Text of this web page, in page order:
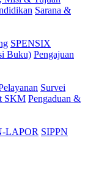
Sarana &
SPENSIX
Buku) Pengajuan
Survei
SKM Pengaduan &
LAPOR SIPPN